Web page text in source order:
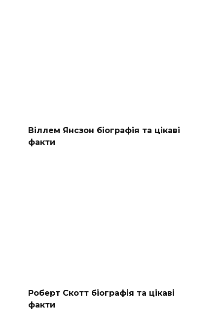
Віллем Янсзон біографія та цікаві
факти
Роберт Скотт біографія та цікаві
факти